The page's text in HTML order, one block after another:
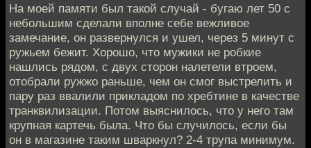
На моей памяти был такой случай - бугаю лет 50 с
небольшим сделали вполне себе вежливое
замечание, он развернулся и ушел, через 5 минут с
ружьем бежит. Хорошо, что мужики не робкие
нашлись рядом, с двух сторон налетели втроем,
отобрали ружжо раньше, чем он смог выстрелить и
пару раз ввалили прикладом по хребтине в качестве
транквилизации. Потом выяснилось, что у него там
крупная картечь была. Что бы случилось, если бы
он в магазине таким шваркнул? 2-4 трупа минимум.